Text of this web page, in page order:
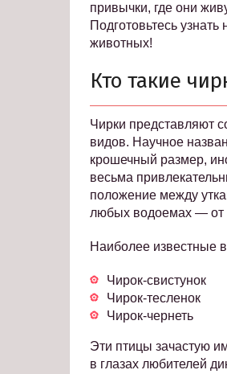
привычки, где они
Подготовьтесь
животных!
Кто такие
Чирки представляют
видов. Научное
крошечный размер,
весьма
положение между
любых водоемах — от
Наиболее известные
Чирок-свистунок
Чирок-тесленок
Чирок-чернеть
Эти птицы зачастую
в глазах любителей